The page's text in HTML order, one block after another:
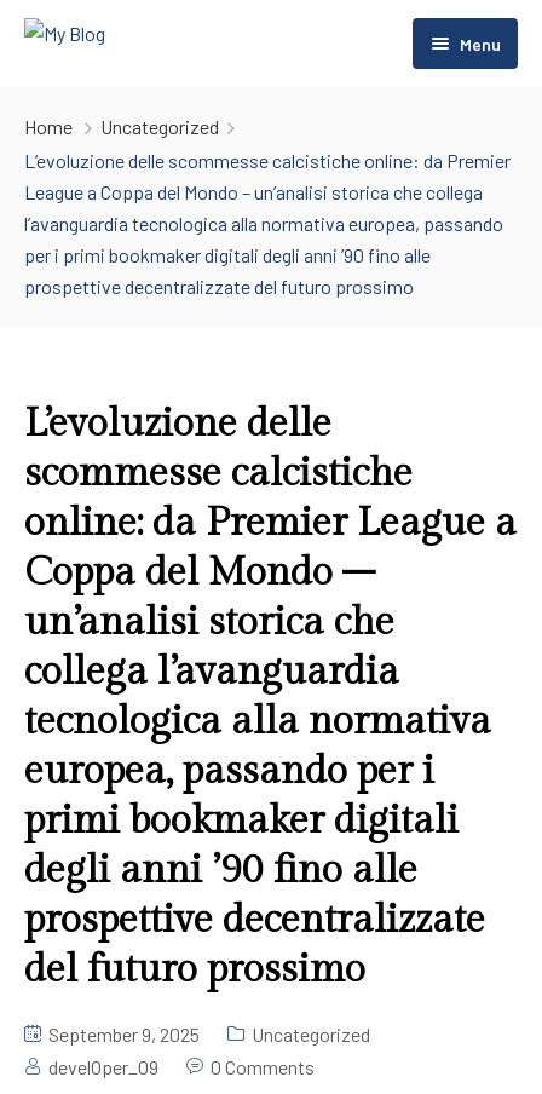
Menu
Home
Home 2
Rooms
Rentals
Room Listing 2
About Us
Contact Us
Gallery
Restaurant
Spa Center
Fitness
Swimming
Blog Default
Default No Sidebar
Blog Grid
Grid No Sidebar
Blog Masonry
Masonry No Sidebar
Blog Details
Home
Uncategorized
L’evoluzione delle scommesse calcistiche online: da Premier
League a Coppa del Mondo – un’analisi storica che collega
l’avanguardia tecnologica alla normativa europea, passando
per i primi bookmaker digitali degli anni ’90 fino alle
prospettive decentralizzate del futuro prossimo
L’evoluzione delle
scommesse calcistiche
online: da Premier League a
Coppa del Mondo –
un’analisi storica che
collega l’avanguardia
tecnologica alla normativa
europea, passando per i
primi bookmaker digitali
degli anni ’90 fino alle
prospettive decentralizzate
del futuro prossimo
September 9, 2025
Uncategorized
develOper_09
0 Comments